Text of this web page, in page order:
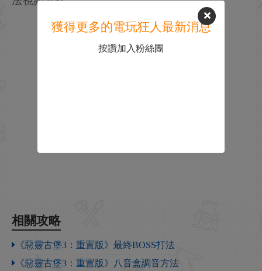
相關攻略
《惡靈古堡3：重置版》最終BOSS打法
《惡靈古堡3：重置版》八音盒調音方法
獲得更多的電玩狂人最新消息
按讚加入粉絲團